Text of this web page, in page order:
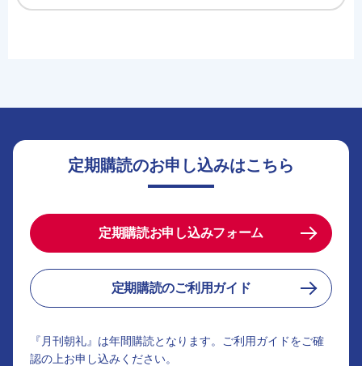
定期購読のお申し込みはこちら
定期購読お申し込みフォーム
定期購読のご利用ガイド
『月刊朝礼』は年間購読となります。ご利用ガイドをご確
認の上お申し込みください。